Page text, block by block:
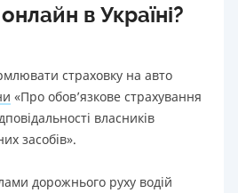
в Україні?
страховку на авто
«Про обов’язкове страхування
власників
засобів».
дорожнього руху водій